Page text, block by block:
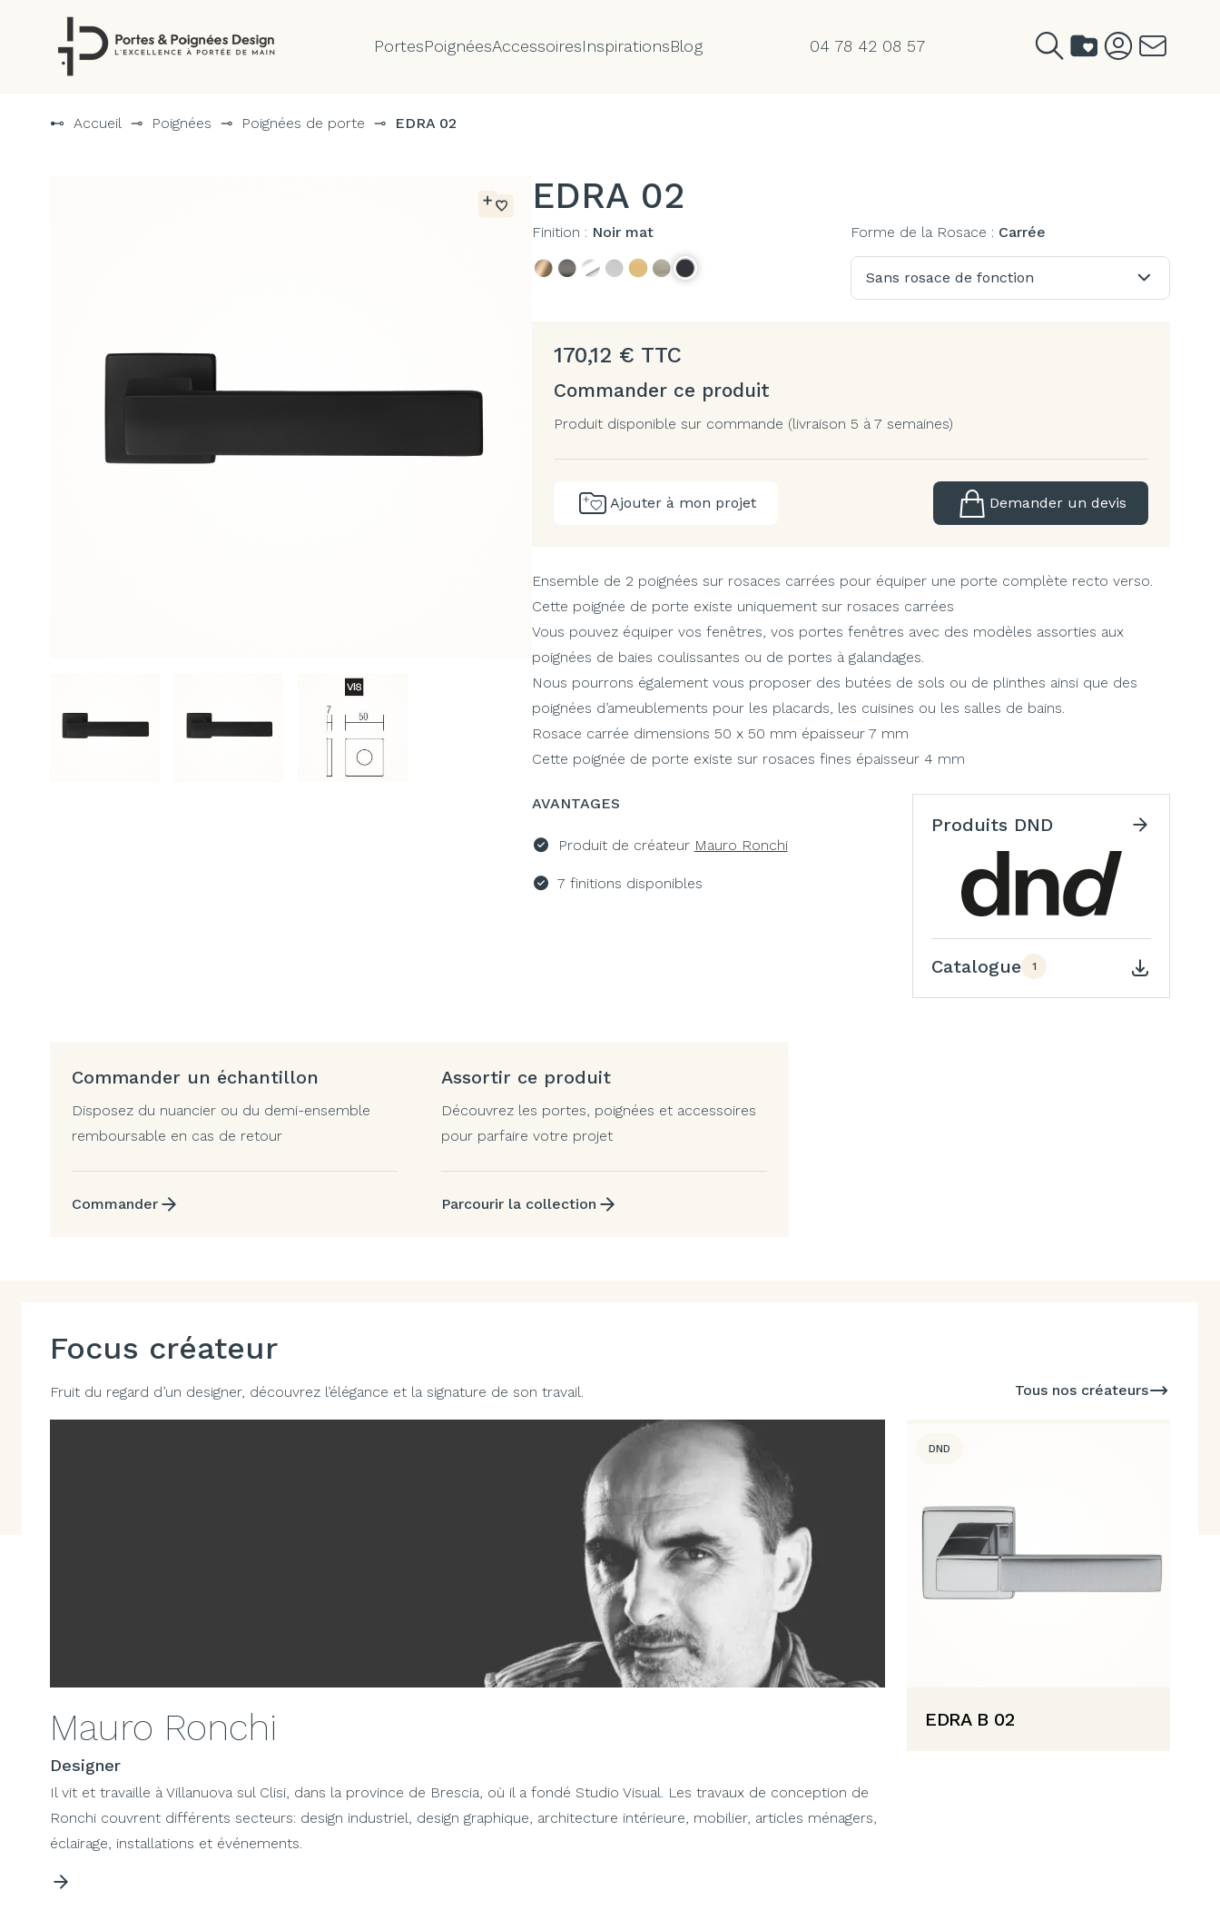
PortesPoignéesAccessoiresInspirationsBlog 04 78 42 08 57
⊷ Accueil ⊸ Poignées ⊸ Poignées de porte ⊸ EDRA 02
EDRA 02
Finition : Noir mat Forme de la Rosace : Carrée
Sans rosace de fonction
170,12 € TTC
Commander ce produit
Produit disponible sur commande (livraison 5 à 7 semaines)
Ajouter à mon projet Demander un devis
Ensemble de 2 poignées sur rosaces carrées pour équiper une porte complète recto verso.
Cette poignée de porte existe uniquement sur rosaces carrées
Vous pouvez équiper vos fenêtres, vos portes fenêtres avec des modèles assorties aux
poignées de baies coulissantes ou de portes à galandages.
Nous pourrons également vous proposer des butées de sols ou de plinthes ainsi que des
poignées d’ameublements pour les placards, les cuisines ou les salles de bains.
Rosace carrée dimensions 50 x 50 mm épaisseur 7 mm
Cette poignée de porte existe sur rosaces fines épaisseur 4 mm
AVANTAGES
Produit de créateur Mauro Ronchi
7 finitions disponibles
Produits DND
Catalogue 1
Commander un échantillon
Disposez du nuancier ou du demi-ensemble
remboursable en cas de retour
Commander
Assortir ce produit
Découvrez les portes, poignées et accessoires
pour parfaire votre projet
Parcourir la collection
Focus créateur
Fruit du regard d’un designer, découvrez l’élégance et la signature de son travail. Tous nos créateurs
Mauro Ronchi
Designer
Il vit et travaille à Villanuova sul Clisi, dans la province de Brescia, où il a fondé Studio Visual. Les travaux de conception de
Ronchi couvrent différents secteurs: design industriel, design graphique, architecture intérieure, mobilier, articles ménagers,
éclairage, installations et événements.
DND
EDRA B 02